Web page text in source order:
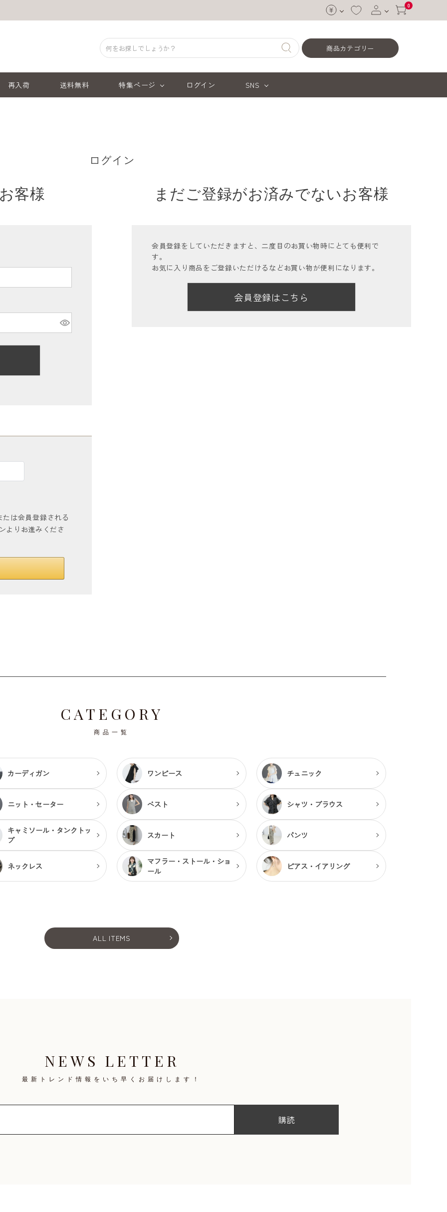
会員登録
0
商品カテゴリー
再入荷 送料無料 特集ページ ログイン SNS
ログイン
客様
は会員登録される
よりお進みくださ
まだご登録がお済みでないお客様
会員登録をしていただきますと、二度目のお買い物時にとても便利で
す。
お気に入り商品をご登録いただけるなどお買い物が便利になります。
会員登録はこちら
CATEGORY
商品一覧
カーディガン ワンピース チュニック
ニット・セーター ベスト シャツ・ブラウス
キャミソール・ タンクトッ
プ
スカート パンツ
ネックレス
マフラー・ストール・ショ
ール
ピアス・ イアリング
ALL ITEMS
NEWS LETTER
最新トレンド情報を いち早くお届けします！